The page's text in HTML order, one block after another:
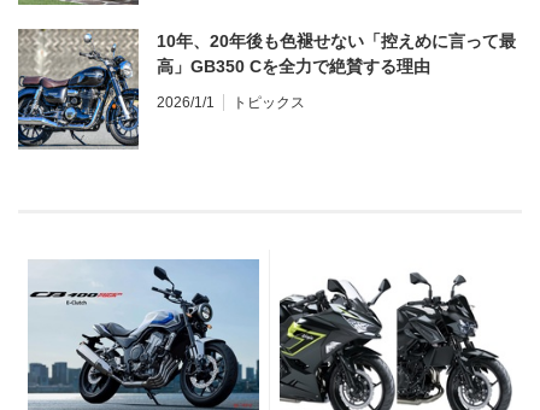
10年、20年後も色褪せない「控えめに言って最
高」GB350 Cを全力で絶賛する理由
2026/1/1 トピックス